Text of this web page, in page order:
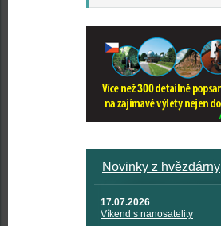
Novinky z hvězdárny
17.07.2026
Víkend s nanosatelity